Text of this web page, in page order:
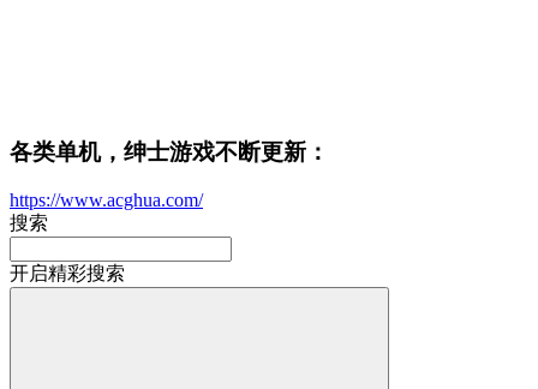
各类单机，绅士游戏不断更新：
https://www.acghua.com/
搜索
开启精彩搜索